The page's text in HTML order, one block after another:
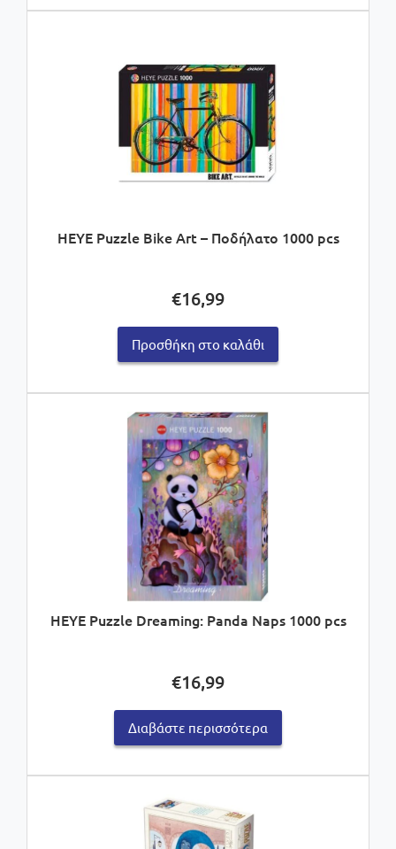
HEYE Puzzle Bike Art – Ποδήλατο 1000 pcs
€16,99
Προσθήκη στο καλάθι
HEYE Puzzle Dreaming: Panda Naps 1000 pcs
€16,99
Διαβάστε περισσότερα